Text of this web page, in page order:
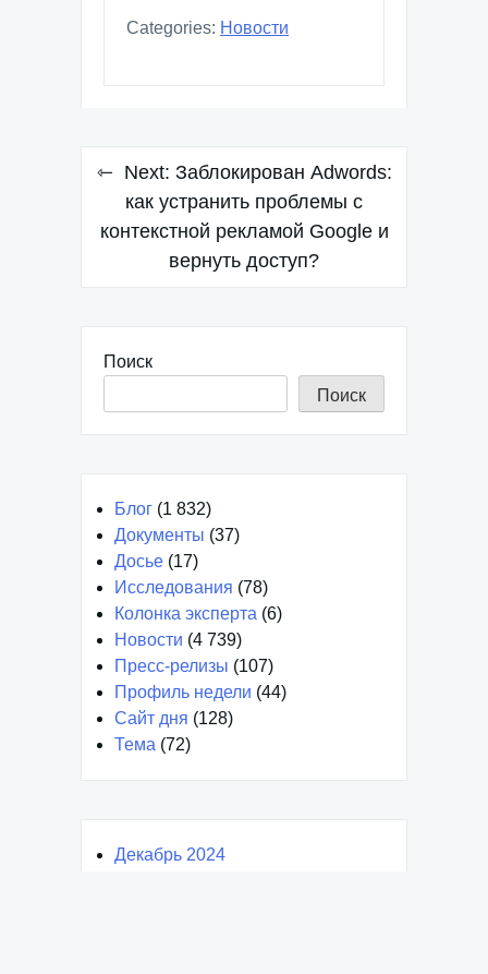
Categories: Новости
Навигация
записям
Next: Заблокирован Adwords:
как устранить проблемы с
контекстной рекламой Google и
вернуть доступ?
Поиск
Поиск
Блог (1 832)
Документы (37)
Досье (17)
Исследования (78)
Колонка эксперта (6)
Новости (4 739)
Пресс-релизы (107)
Профиль недели (44)
Сайт дня (128)
Тема (72)
Декабрь 2024